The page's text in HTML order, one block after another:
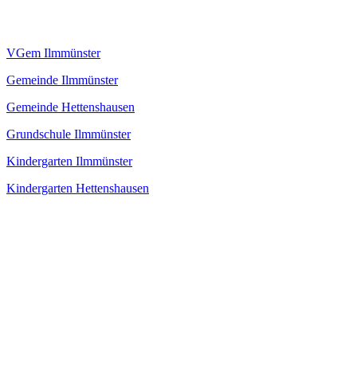
VGem Ilmmünster
Gemeinde Ilmmünster
Gemeinde Hettenshausen
Grundschule Ilmmünster
Kindergarten Ilmmünster
Kindergarten Hettenshausen